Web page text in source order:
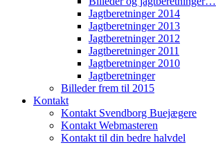
Jagtberetninger 2014
Jagtberetninger 2013
Jagtberetninger 2012
Jagtberetninger 2011
Jagtberetninger 2010
Jagtberetninger
Billeder frem til 2015
Kontakt
Kontakt Svendborg Buejægere
Kontakt Webmasteren
Kontakt til din bedre halvdel